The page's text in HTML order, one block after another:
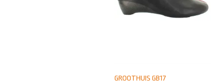
GROOTHUIS GB17